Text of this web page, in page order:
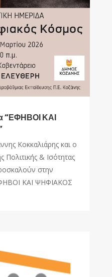
“ΕΦΗΒΟΙ ΚΑΙ
Κοκκαλιάρης και ο
Πολιτικής & Ισότητας
στην
ΚΑΙ ΨΗΦΙΑΚΟΣ